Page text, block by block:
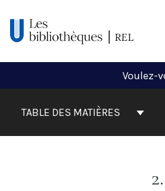
contenu
Voulez-
TABLE DES MATIÈRES
2